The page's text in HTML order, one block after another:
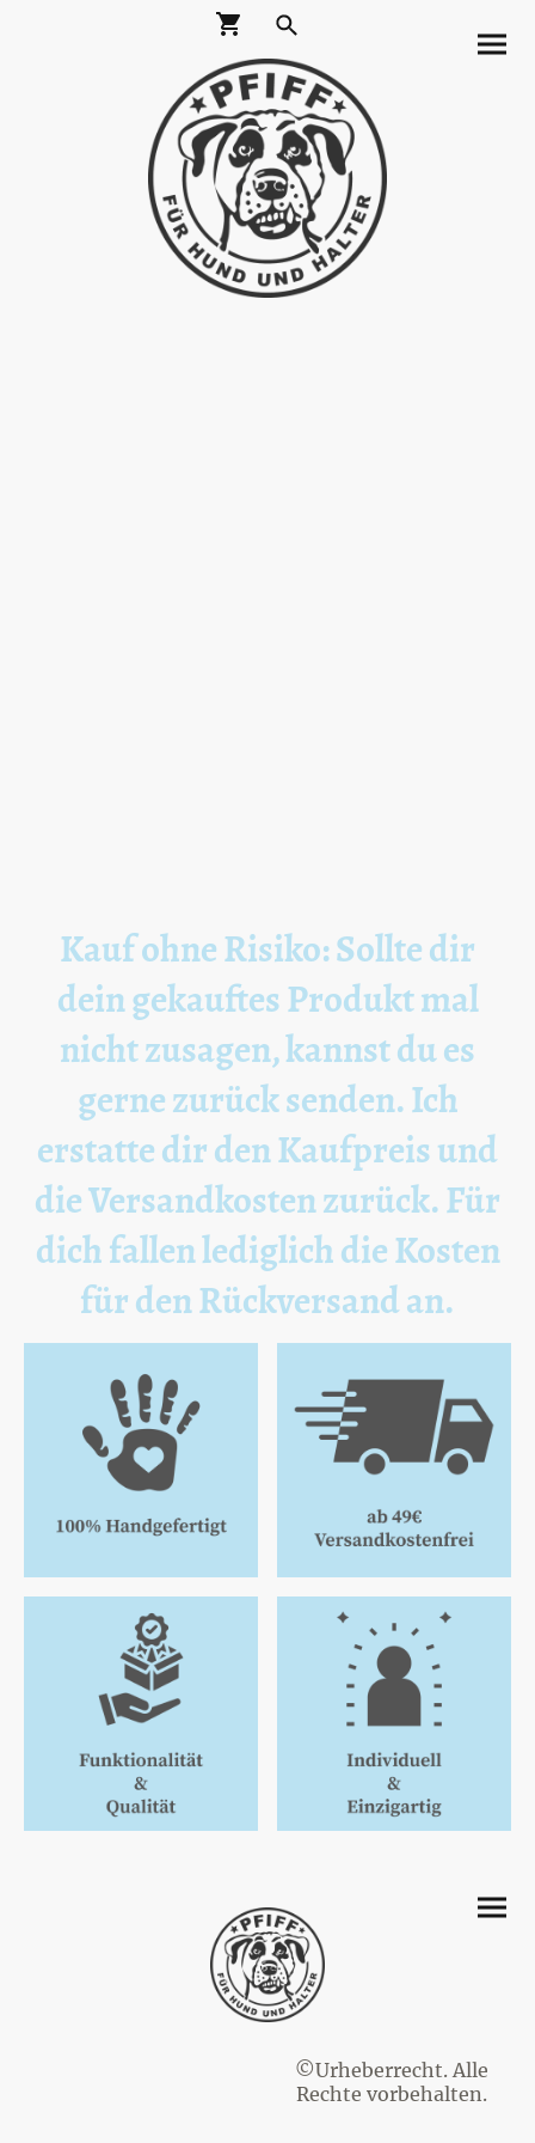
Kauf ohne Risiko: Sollte dir
dein gekauftes Produkt mal
nicht zusagen, kannst du es
gerne zurück senden. Ich
erstatte dir den Kaufpreis und
die Versandkosten zurück. Für
dich fallen lediglich die Kosten
für den Rückversand an.
©Urheberrecht. Alle
Rechte vorbehalten.